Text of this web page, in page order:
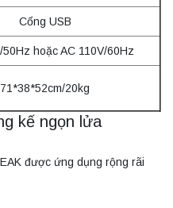
Cổng USB
50Hz hoặc AC 110V/60Hz
71*38*52cm/20kg
kế ngọn lửa
được ứng dụng rộng rãi